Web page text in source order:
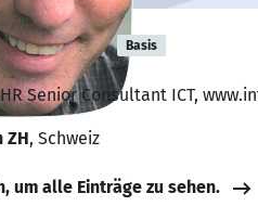
Basis
Senior Consultant ICT,
ZH, Schweiz
um alle Einträge zu sehen.